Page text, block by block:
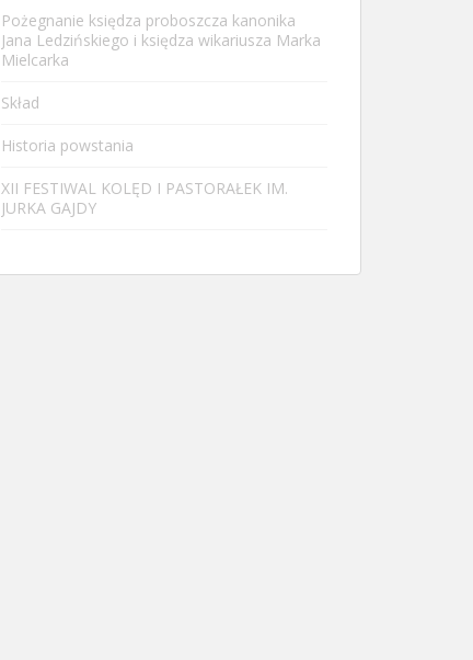
Pożegnanie księdza proboszcza kanonika
Jana Ledzińskiego i księdza wikariusza Marka
Mielcarka
Skład
Historia powstania
XII FESTIWAL KOLĘD I PASTORAŁEK IM.
JURKA GAJDY